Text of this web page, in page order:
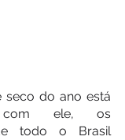
seco do ano está
com ele, os
todo o Brasil